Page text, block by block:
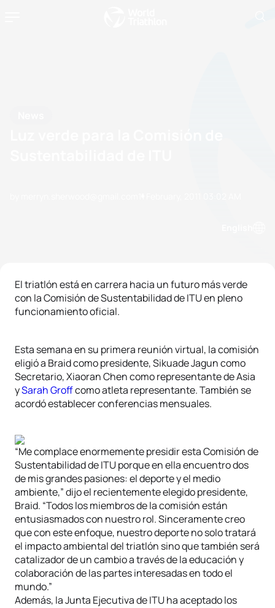
El triatlón está en carrera hacia un futuro más verde
con la Comisión de Sustentabilidad de ITU en pleno
funcionamiento oficial.
Esta semana en su primera reunión virtual, la comisión
eligió a Braid como presidente, Sikuade Jagun como
Secretario, Xiaoran Chen como representante de Asia
ySarah Groffcomo atleta representante. También se
acordó establecer conferencias mensuales.
“Me complace enormemente presidir esta Comisión de
Sustentabilidad de ITU porque en ella encuentro dos
de mis grandes pasiones: el deporte y el medio
ambiente,” dijo el recientemente elegido presidente,
Braid. “Todos los miembros de la comisión están
entusiasmados con nuestro rol. Sinceramente creo
que con este enfoque, nuestro deporte no solo tratará
el impacto ambiental del triatlón sino que también será
catalizador de un cambio a través de la educación y
colaboración de las partes interesadas en todo el
mundo.”
Además, la Junta Ejecutiva de ITU ha aceptado los